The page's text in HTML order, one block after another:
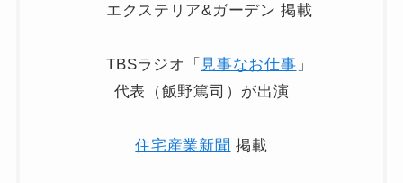
エクステリア&ガーデン 掲載
TBSラジオ「 見事なお仕事 」
代表（飯野篤司）が出演
住宅産業新聞 掲載